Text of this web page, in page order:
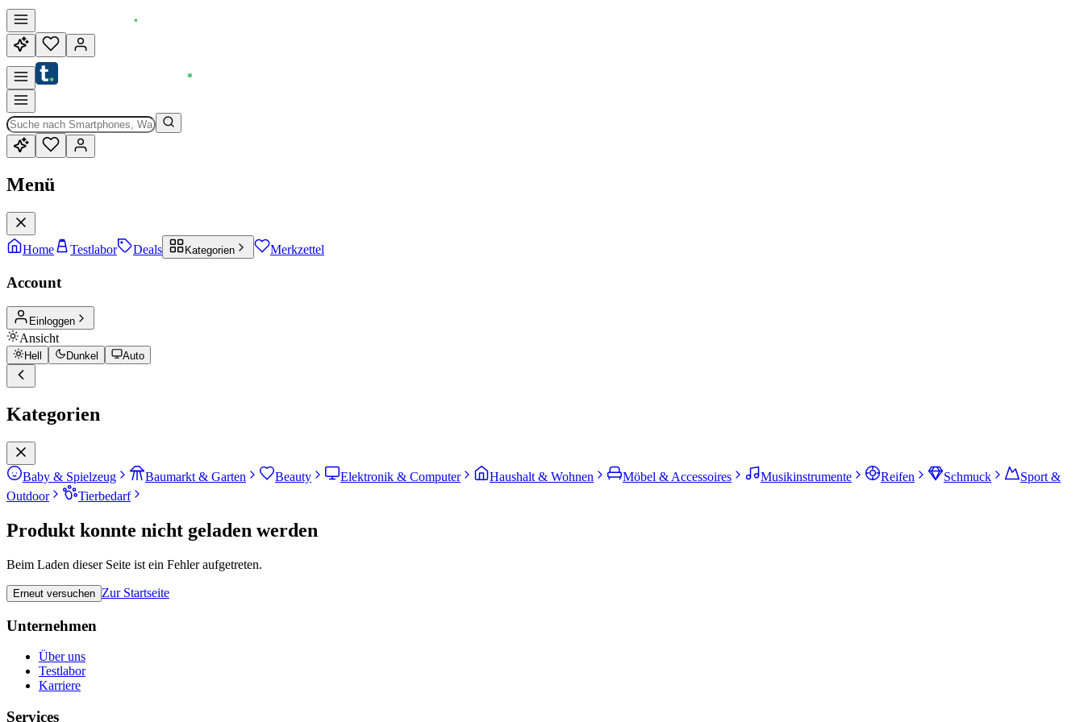
Menü
Home Testlabor Deals Kategorien Merkzettel
Account
Einloggen
Ansicht
Hell Dunkel Auto
Kategorien
Baby & Spielzeug Baumarkt & Garten Beauty Elektronik & Computer Haushalt & Wohnen Möbel & Accessoires Musikinstrumente Reifen Schmuck
Sport &
Outdoor
Tierbedarf
Produkt konnte nicht geladen werden
Beim Laden dieser Seite ist ein Fehler aufgetreten.
Erneut versuchen Zur Startseite
Unternehmen
Über uns
Testlabor
Karriere
Services